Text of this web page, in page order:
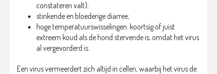
constateren valt);
stinkende en bloederige diarree;
hoge temperatuurswisselingen: koortsig of juist
extreem koud als de hond stervende is, omdat het virus
al vergevorderd is.
Een virus vermeerdert zich altijd in cellen, waarbij het virus de